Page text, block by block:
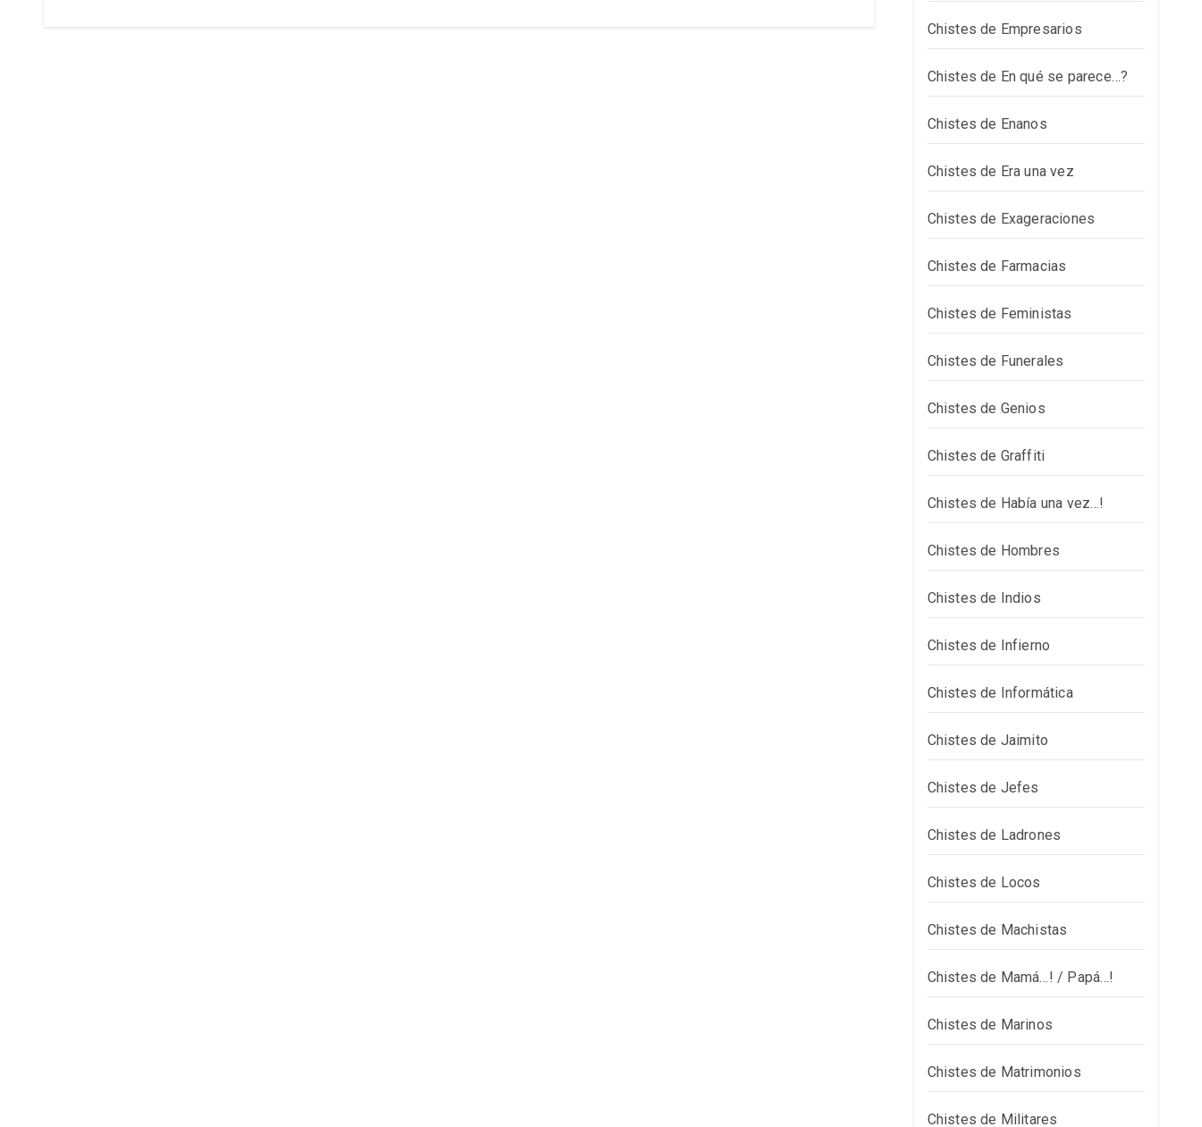
Chistes de Empresarios
Chistes de En qué se parece…?
Chistes de Enanos
Chistes de Era una vez
Chistes de Exageraciones
Chistes de Farmacias
Chistes de Feministas
Chistes de Funerales
Chistes de Genios
Chistes de Graffiti
Chistes de Había una vez…!
Chistes de Hombres
Chistes de Indios
Chistes de Infierno
Chistes de Informática
Chistes de Jaimito
Chistes de Jefes
Chistes de Ladrones
Chistes de Locos
Chistes de Machistas
Chistes de Mamá…! / Papá…!
Chistes de Marinos
Chistes de Matrimonios
Chistes de Militares